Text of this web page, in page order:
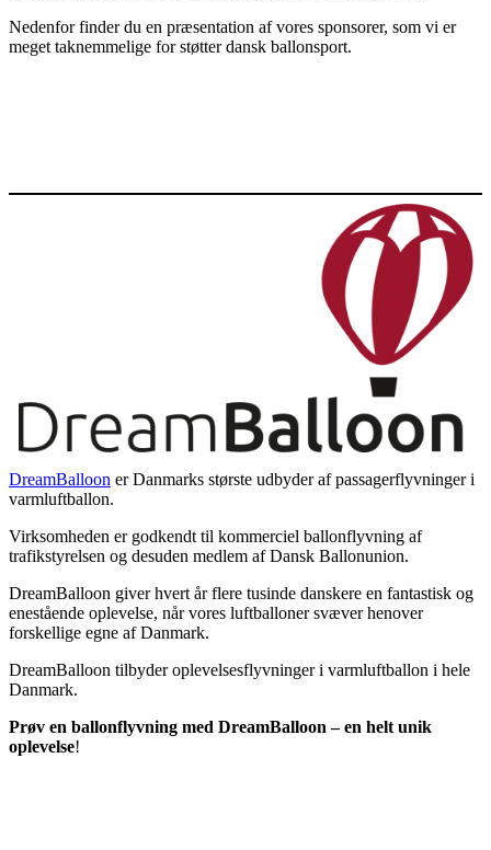
Nedenfor finder du en præsentation af vores sponsorer, som vi er
meget taknemmelige for støtter dansk ballonsport.
DreamBalloon er Danmarks største udbyder af passagerflyvninger i
varmluftballon.
Virksomheden er godkendt til kommerciel ballonflyvning af
trafikstyrelsen og desuden medlem af Dansk Ballonunion.
DreamBalloon giver hvert år flere tusinde danskere en fantastisk og
enestående oplevelse, når vores luftballoner svæver henover
forskellige egne af Danmark.
DreamBalloon tilbyder oplevelsesflyvninger i varmluftballon i hele
Danmark.
Prøv en ballonflyvning med DreamBalloon – en helt unik
oplevelse!